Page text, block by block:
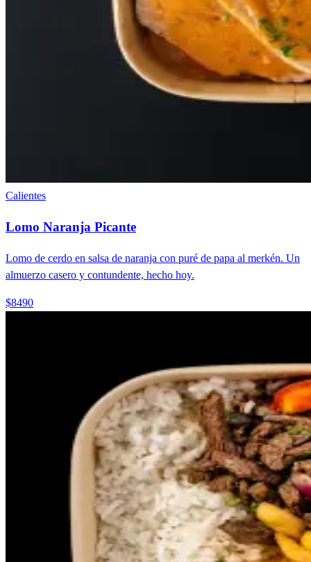
Calientes
Lomo Naranja Picante
Lomo de cerdo en salsa de naranja con puré de papa al merkén. Un
almuerzo casero y contundente, hecho hoy.
$8490